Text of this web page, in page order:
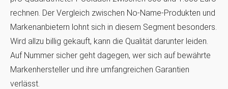
rechnen. Der Vergleich zwischen No-Name-Produkten und
Markenanbietern lohnt sich in diesem Segment besonders.
Wird allzu billig gekauft, kann die Qualität darunter leiden.
Auf Nummer sicher geht dagegen, wer sich auf bewährte
Markenhersteller und ihre umfangreichen Garantien
verlässt.